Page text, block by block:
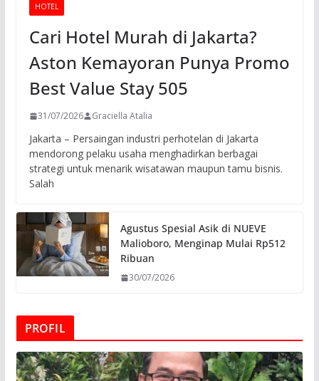
HOTEL
Cari Hotel Murah di Jakarta?
Aston Kemayoran Punya Promo
Best Value Stay 505
31/07/2026 Graciella Atalia
Jakarta – Persaingan industri perhotelan di Jakarta
mendorong pelaku usaha menghadirkan berbagai
strategi untuk menarik wisatawan maupun tamu bisnis.
Salah
Agustus Spesial Asik di NUEVE
Malioboro, Menginap Mulai Rp512
Ribuan
30/07/2026
PROFIL